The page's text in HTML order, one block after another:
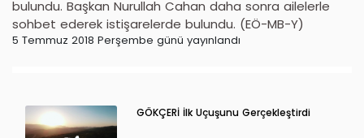
bulundu. Başkan Nurullah Cahan daha sonra ailelerle
sohbet ederek istişarelerde bulundu. (EÖ-MB-Y)
5 Temmuz 2018 Perşembe günü yayınlandı
GÖKÇERİ İlk Uçuşunu Gerçekleştirdi